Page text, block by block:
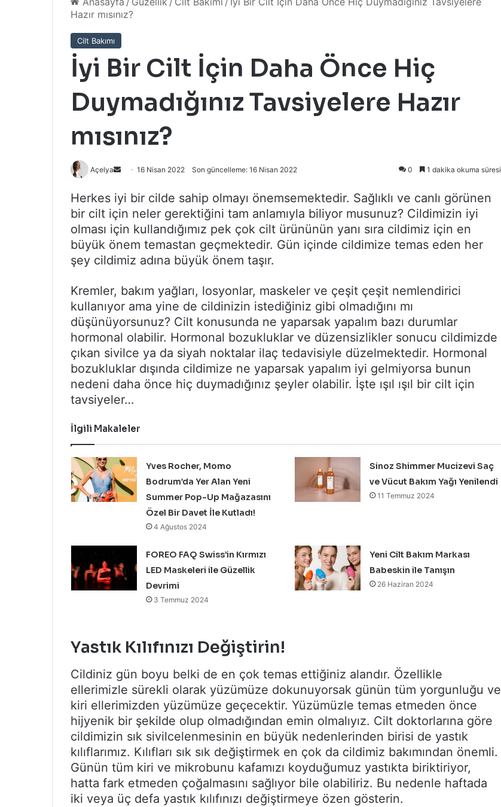
Hazır mısınız?
Cilt Bakımı
İyi Bir Cilt İçin Daha Önce Hiç
Duymadığınız Tavsiyelere Hazır
mısınız?
Açelya
Bir
posta
göndermek
16 Nisan 2022 Son güncelleme: 16 Nisan 2022 0 1 dakika okuma süresi
Herkes iyi bir cilde sahip olmayı önemsemektedir. Sağlıklı ve canlı görünen
bir cilt için neler gerektiğini tam anlamıyla biliyor musunuz? Cildimizin iyi
olması için kullandığımız pek çok cilt ürününün yanı sıra cildimiz için en
büyük önem temastan geçmektedir. Gün içinde cildimize temas eden her
şey cildimiz adına büyük önem taşır.
Kremler, bakım yağları, losyonlar, maskeler ve çeşit çeşit nemlendirici
kullanıyor ama yine de cildinizin istediğiniz gibi olmadığını mı
düşünüyorsunuz? Cilt konusunda ne yaparsak yapalım bazı durumlar
hormonal olabilir. Hormonal bozukluklar ve düzensizlikler sonucu cildimizde
çıkan sivilce ya da siyah noktalar ilaç tedavisiyle düzelmektedir. Hormonal
bozukluklar dışında cildimize ne yaparsak yapalım iyi gelmiyorsa bunun
nedeni daha önce hiç duymadığınız şeyler olabilir. İşte ışıl ışıl bir cilt için
tavsiyeler…
İlgili Makaleler
Yves Rocher, Momo
Bodrum’da Yer Alan Yeni
Summer Pop-Up Mağazasını
Özel Bir Davet İle Kutladı!
4 Ağustos 2024
Sinoz Shimmer Mucizevi Saç
ve Vücut Bakım Yağı Yenilendi
11 Temmuz 2024
FOREO FAQ Swiss’in Kırmızı
LED Maskeleri ile Güzellik
Devrimi
3 Temmuz 2024
Yeni Cilt Bakım Markası
Babeskin ile Tanışın
26 Haziran 2024
Yastık Kılıfınızı Değiştirin!
Cildiniz gün boyu belki de en çok temas ettiğiniz alandır. Özellikle
ellerimizle sürekli olarak yüzümüze dokunuyorsak günün tüm yorgunluğu ve
kiri ellerimizden yüzümüze geçecektir. Yüzümüzle temas etmeden önce
hijyenik bir şekilde olup olmadığından emin olmalıyız. Cilt doktorlarına göre
cildimizin sık sivilcelenmesinin en büyük nedenlerinden birisi de yastık
kılıflarımız. Kılıfları sık sık değiştirmek en çok da cildimiz bakımından önemli.
Günün tüm kiri ve mikrobunu kafamızı koyduğumuz yastıkta biriktiriyor,
hatta fark etmeden çoğalmasını sağlıyor bile olabiliriz. Bu nedenle haftada
iki veya üç defa yastık kılıfınızı değiştirmeye özen gösterin.